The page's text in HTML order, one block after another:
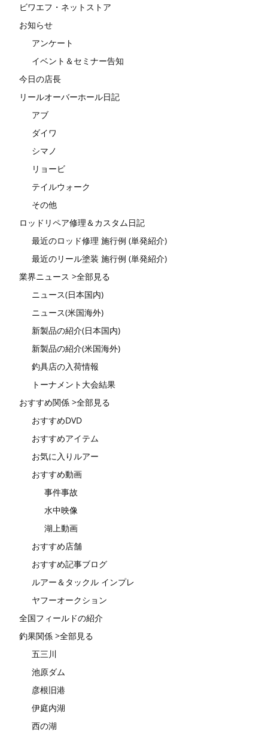
ビワエフ・ネットストア
お知らせ
アンケート
イベント＆セミナー告知
今日の店長
リールオーバーホール日記
アブ
ダイワ
シマノ
リョービ
テイルウォーク
その他
ロッドリペア修理＆カスタム日記
最近のロッド修理 施行例 (単発紹介)
最近のリール塗装 施行例 (単発紹介)
業界ニュース >全部見る
ニュース(日本国内)
ニュース(米国海外)
新製品の紹介(日本国内)
新製品の紹介(米国海外)
釣具店の入荷情報
トーナメント大会結果
おすすめ関係 >全部見る
おすすめDVD
おすすめアイテム
お気に入りルアー
おすすめ動画
事件事故
水中映像
湖上動画
おすすめ店舗
おすすめ記事ブログ
ルアー＆タックル インプレ
ヤフーオークション
全国フィールドの紹介
釣果関係 >全部見る
五三川
池原ダム
彦根旧港
伊庭内湖
西の湖